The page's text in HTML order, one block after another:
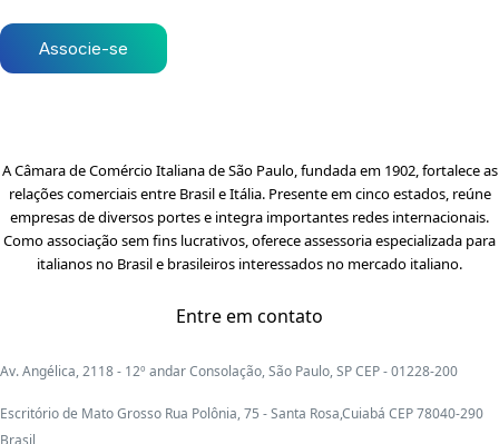
Associe-se
A Câmara de Comércio Italiana de São Paulo, fundada em 1902, fortalece as
relações comerciais entre Brasil e Itália. Presente em cinco estados, reúne
empresas de diversos portes e integra importantes redes internacionais.
Como associação sem fins lucrativos, oferece assessoria especializada para
italianos no Brasil e brasileiros interessados no mercado italiano.
Entre em contato
Av. Angélica, 2118 - 12º andar Consolação, São Paulo, SP CEP - 01228-200
Escritório de Mato Grosso Rua Polônia, 75 - Santa Rosa,Cuiabá CEP 78040-290
Brasil